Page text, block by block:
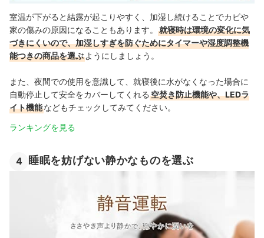
室温が下がると結露が起こりやすく、加湿し続けることでカビや
家の傷みの原因になることもあります。
就寝時は環境の変化に気
づきにくいので、加湿しすぎを防ぐためにタイマーや湿度調整機
能つきの商品を選ぶ ようにしましょう。
また、夜間での使用を意識して、就寝後に水がなくなった場合に
自動停止して安全をカバーしてくれる 空焚き防止機能や、LEDラ
イト機能などもチェックしてみてください。
ランキングを見る
4 睡眠を妨げない静かなものを選ぶ